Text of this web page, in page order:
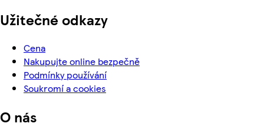
Užitečné odkazy
Cena
Nakupujte online bezpečně
Podmínky používání
Soukromí a cookies
O nás